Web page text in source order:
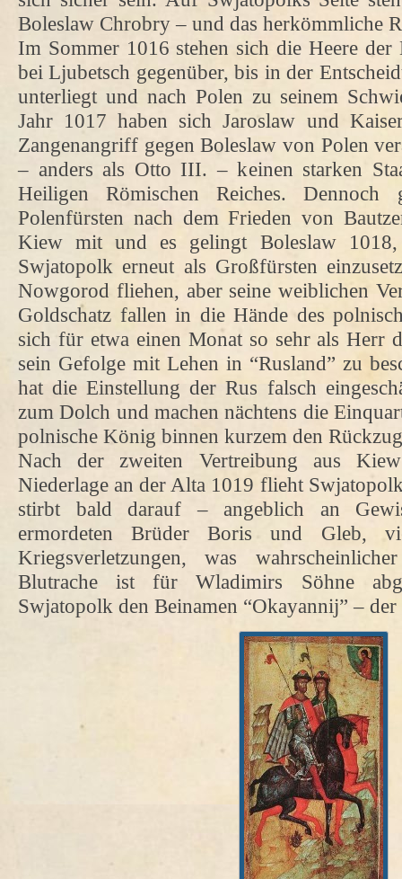
Boleslaw Chrobry – und das herkömmliche
Im Sommer 1016 stehen sich die Heere
bei Ljubetsch gegenüber, bis in der
unterliegt und nach Polen zu seinem
Jahr 1017 haben sich Jaroslaw und
Zangenangriff gegen Boleslaw von Polen
– anders als Otto III. – keinen starken
Heiligen Römischen Reiches.
Polenfürsten nach dem Frieden von
Kiew mit und es gelingt Boleslaw
Swjatopolk erneut als Großfürsten
Nowgorod fliehen, aber seine weiblichen
Goldschatz fallen in die Hände des
sich für etwa einen Monat so sehr als Herr
sein Gefolge mit Lehen in “Rusland” zu
hat die Einstellung der Rus falsch
zum Dolch und machen nächtens die
polnische König binnen kurzem den
Nach der zweiten Vertreibung aus
Niederlage an der Alta 1019 flieht
stirbt bald darauf – angeblich an
ermordeten Brüder Boris und Gleb,
Kriegsverletzungen, was
Blutrache ist für Wladimirs Söhne
Swjatopolk den Beinamen “Okayannij” –